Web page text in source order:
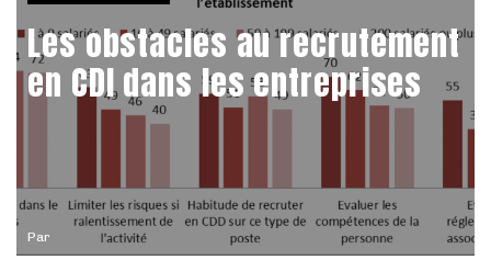
Par
Les obstacles au recrutement
en CDI dans les entreprises